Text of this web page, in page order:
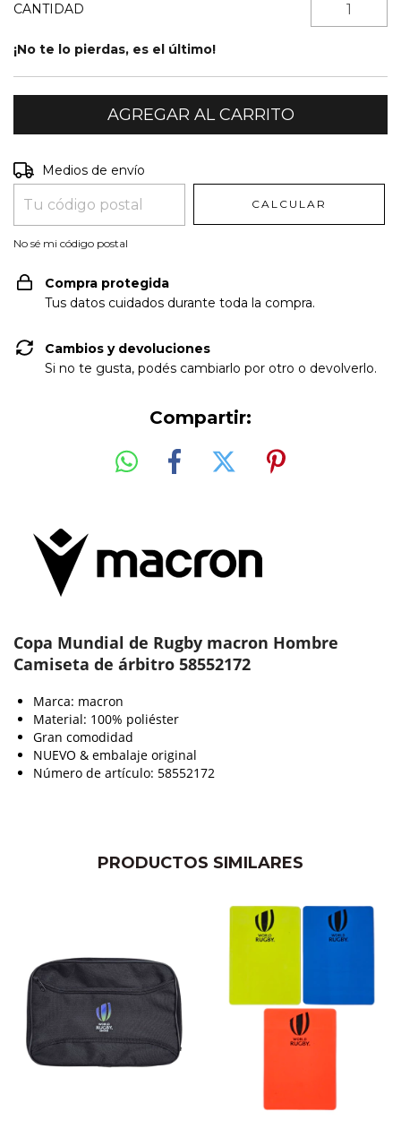
CANTIDAD
¡No te lo pierdas, es el último!
Entregas para el CP:
Medios de envío
CALCULAR
No sé mi código postal
Compra protegida
Tus datos cuidados durante toda la compra.
Cambios y devoluciones
Si no te gusta, podés cambiarlo por otro o devolverlo.
Compartir:
Copa Mundial de Rugby macron Hombre
Camiseta de árbitro 58552172
Marca: macron
Material: 100% poliéster
Gran comodidad
NUEVO & embalaje original
Número de artículo: 58552172
PRODUCTOS SIMILARES